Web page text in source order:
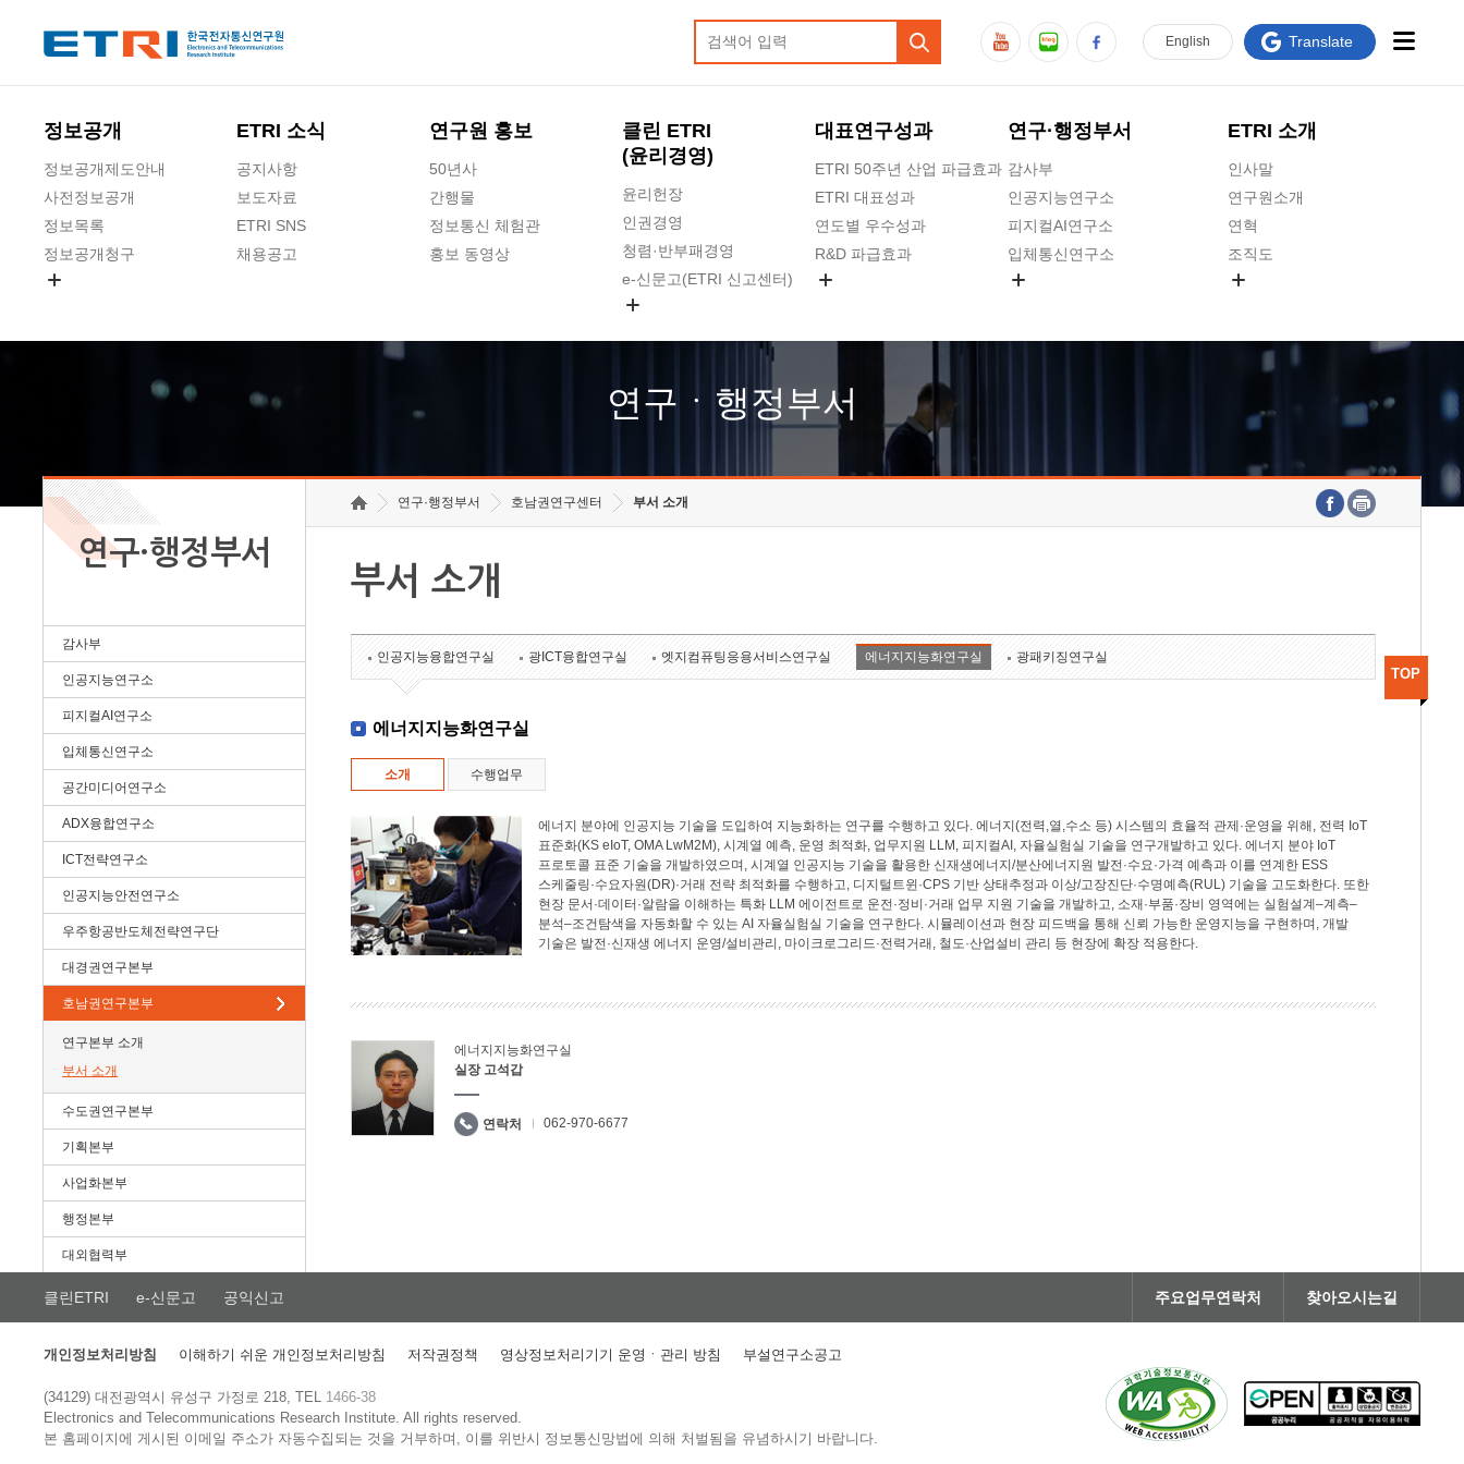
정보공개
정보공개제도안내
사전정보공개
정보목록
정보공개청구
ETRI 소식
공지사항
보도자료
ETRI SNS
채용공고
연구원 홍보
50년사
간행물
정보통신 체험관
홍보 동영상
클린 ETRI
(윤리경영)
윤리헌장
인권경영
청렴·반부패경영
e-신문고(ETRI 신고센터)
고객의소리
수의계약 현황
대표연구성과
ETRI 50주년 산업 파급효과
ETRI 대표성과
연도별 우수성과
R&D 파급효과
연구·행정부서
감사부
인공지능연구소
피지컬AI연구소
입체통신연구소
호남권연구본부
기획본부
ETRI 소개
인사말
연구원소개
연혁
조직도
연구원 고객헌장
주요업무연락처
English Translate
연구ㆍ행정부서
연구·행정부서
감사부
인공지능연구소
피지컬AI연구소
입체통신연구소
공간미디어연구소
ADX융합연구소
ICT전략연구소
인공지능안전연구소
우주항공반도체전략연구단
대경권연구본부
호남권연구본부
연구본부 소개
부서 소개
수도권연구본부
기획본부
사업화본부
행정본부
대외협력부
연구·행정부서 호남권연구센터 부서 소개
부서 소개
인공지능융합연구실 광ICT융합연구실 엣지컴퓨팅응용서비스연구실 에너지지능화연구실 광패키징연구실
에너지지능화연구실
소개 수행업무
에너지 분야에 인공지능 기술을 도입하여 지능화하는 연구를 수행하고 있다. 에너지(전력,열,수소 등) 시스템의 효율적 관제·운영을 위해, 전력 IoT
표준화(KS eIoT, OMA LwM2M), 시계열 예측, 운영 최적화, 업무지원 LLM, 피지컬AI, 자율실험실 기술을 연구개발하고 있다. 에너지 분야 IoT
프로토콜 표준 기술을 개발하였으며, 시계열 인공지능 기술을 활용한 신재생에너지/분산에너지원 발전·수요·가격 예측과 이를 연계한 ESS
스케줄링·수요자원(DR)·거래 전략 최적화를 수행하고, 디지털트윈·CPS 기반 상태추정과 이상/고장진단·수명예측(RUL) 기술을 고도화한다. 또한
현장 문서·데이터·알람을 이해하는 특화 LLM 에이전트로 운전·정비·거래 업무 지원 기술을 개발하고, 소재·부품·장비 영역에는 실험설계–계측–
분석–조건탐색을 자동화할 수 있는 AI 자율실험실 기술을 연구한다. 시뮬레이션과 현장 피드백을 통해 신뢰 가능한 운영지능을 구현하며, 개발
기술은 발전·신재생 에너지 운영/설비관리, 마이크로그리드·전력거래, 철도·산업설비 관리 등 현장에 확장 적용한다.
에너지지능화연구실
실장 고석갑
연락처 062-970-6677
TOP
클린ETRI e-신문고 공익신고 주요업무연락처 찾아오시는길
개인정보처리방침 이해하기 쉬운 개인정보처리방침 저작권정책 영상정보처리기기 운영ㆍ관리 방침 부설연구소공고
(34129) 대전광역시 유성구 가정로 218, TEL 1466-38
Electronics and Telecommunications Research Institute.All rights reserved.
본 홈페이지에 게시된 이메일 주소가 자동수집되는 것을 거부하며, 이를 위반시 정보통신망법에 의해 처벌됨을 유념하시기 바랍니다.